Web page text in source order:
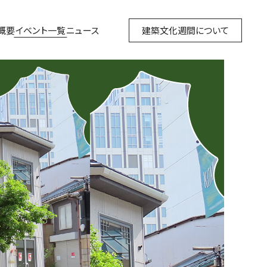
要イベント一覧ニュース 建築文化週間について